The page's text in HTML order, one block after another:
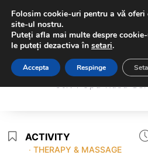
Sambodhi
str. Popa Rusu
ACTIVITY
∙ THERAPY & MASSAGE
Folosim cookie-uri pentru a vă oferi
site-ul nostru.
Puteți afla mai multe despre
le puteți dezactiva în setari.
Accepta Respinge